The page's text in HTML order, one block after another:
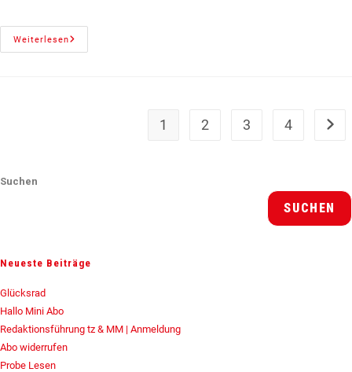
Weiterlesen
1 2 3 4
Suchen
SUCHEN
Neueste Beiträge
Glücksrad
Hallo Mini Abo
Redaktionsführung tz & MM | Anmeldung
Abo widerrufen
Probe Lesen